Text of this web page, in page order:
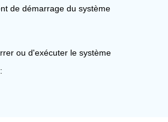
de démarrage du système
ou d'exécuter le système